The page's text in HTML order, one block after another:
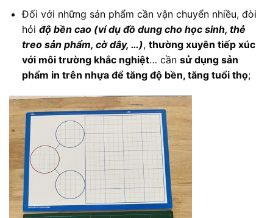
Đối với những sản phẩm cần vận chuyển nhiều, đòi
hỏi độ bền cao (ví dụ đồ dung cho học sinh, thẻ
treo sản phẩm, cờ dây, …), thường xuyên tiếp xúc
với môi trường khắc nghiệt… cần sử dụng sản
phẩm in trên nhựa để tăng độ bền, tăng tuổi thọ;